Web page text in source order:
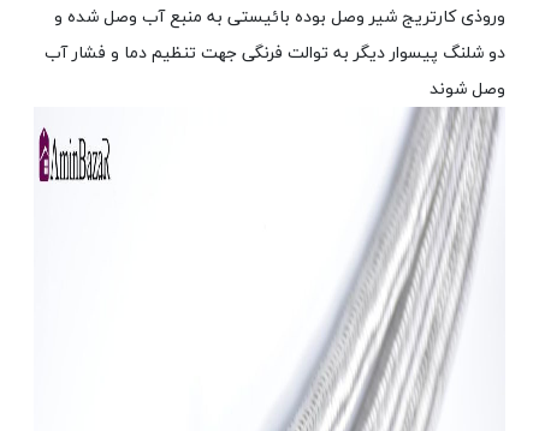
وروذی کارتریج شیر وصل بوده بائیستی به منبع آب وصل شده و
دو شلنگ پیسوار دیگر به توالت فرنگی جهت تنظیم دما و فشار آب
وصل شوند